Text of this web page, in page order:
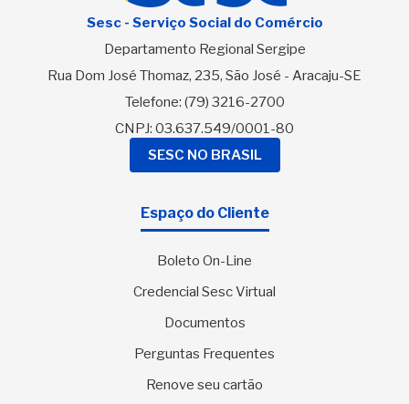
Sesc - Serviço Social do Comércio
Departamento Regional Sergipe
Rua Dom José Thomaz, 235, São José - Aracaju-SE
Telefone: (79) 3216-2700
CNPJ: 03.637.549/0001-80
SESC NO BRASIL
Espaço do Cliente
Boleto On-Line
Credencial Sesc Virtual
Documentos
Perguntas Frequentes
Renove seu cartão